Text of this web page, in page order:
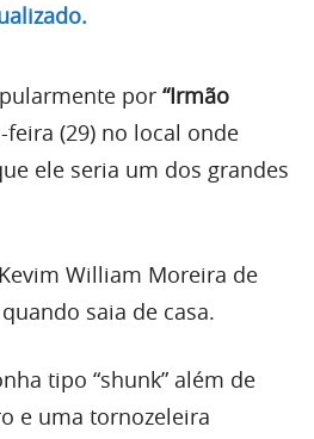
por “Irmão
(29) no local onde
ele seria um dos grandes
William Moreira de
saia de casa.
tipo “shunk” além de
e uma tornozeleira